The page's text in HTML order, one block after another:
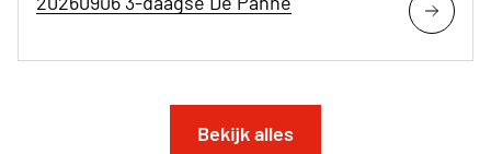
Bekijk alles